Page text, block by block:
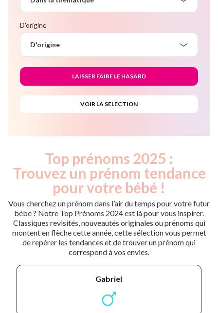
D'origine
D'origine
Top prénoms 2025 :
Trouvez un prénom tendance
pour votre bébé !
Vous cherchez un prénom dans l’air du temps pour votre futur
bébé ? Notre Top Prénoms 2024 est là pour vous inspirer.
Classiques revisités, nouveautés originales ou prénoms qui
montent en flèche cette année, cette sélection vous permet
de repérer les tendances et de trouver un prénom qui
correspond à vos envies.
gabriel